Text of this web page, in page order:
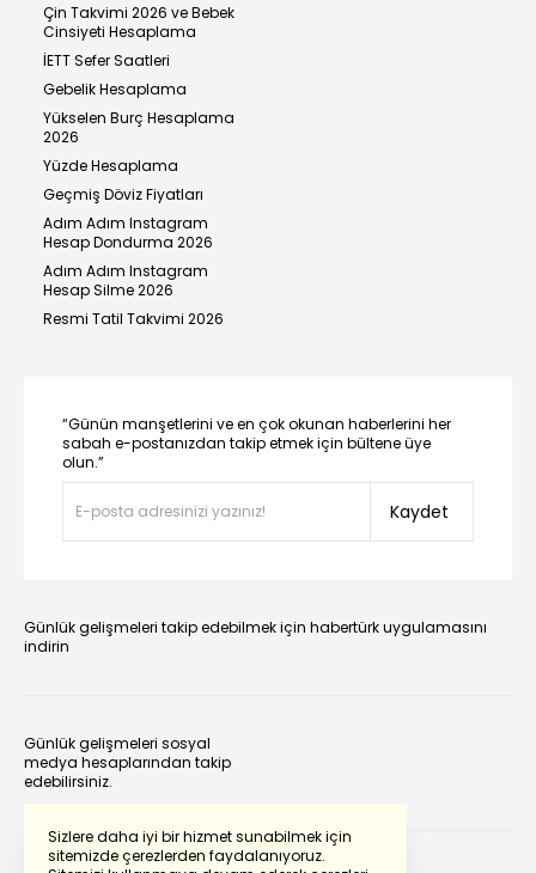
Sizlere daha iyi bir hizmet sunabilmek için
sitemizde çerezlerden faydalanıyoruz.
Çin Takvimi 2026 ve Bebek
Cinsiyeti Hesaplama
İETT Sefer Saatleri
Gebelik Hesaplama
Yükselen Burç Hesaplama
2026
Yüzde Hesaplama
Geçmiş Döviz Fiyatları
Adım Adım Instagram
Hesap Dondurma 2026
Adım Adım Instagram
Hesap Silme 2026
Resmi Tatil Takvimi 2026
“Günün manşetlerini ve en çok okunan haberlerini her
sabah e-postanızdan takip etmek için bültene üye
olun.”
Kaydet
Günlük gelişmeleri takip edebilmek için habertürk uygulamasını
indirin
Günlük gelişmeleri sosyal
medya hesaplarından takip
edebilirsiniz.